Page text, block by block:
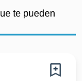
te pueden